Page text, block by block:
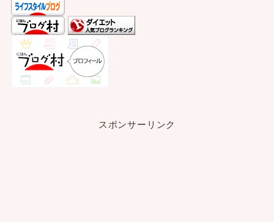
スポンサーリンク